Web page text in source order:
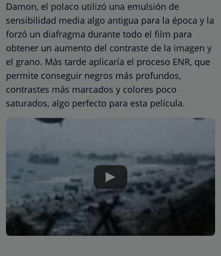
Damon, el polaco utilizó una emulsión de
sensibilidad media algo antigua para la época y la
forzó un diafragma durante todo el film para
obtener un aumento del contraste de la imagen y
el grano. Más tarde aplicaría el proceso ENR, que
permite conseguir negros más profundos,
contrastes más marcados y colores poco
saturados, algo perfecto para esta película.